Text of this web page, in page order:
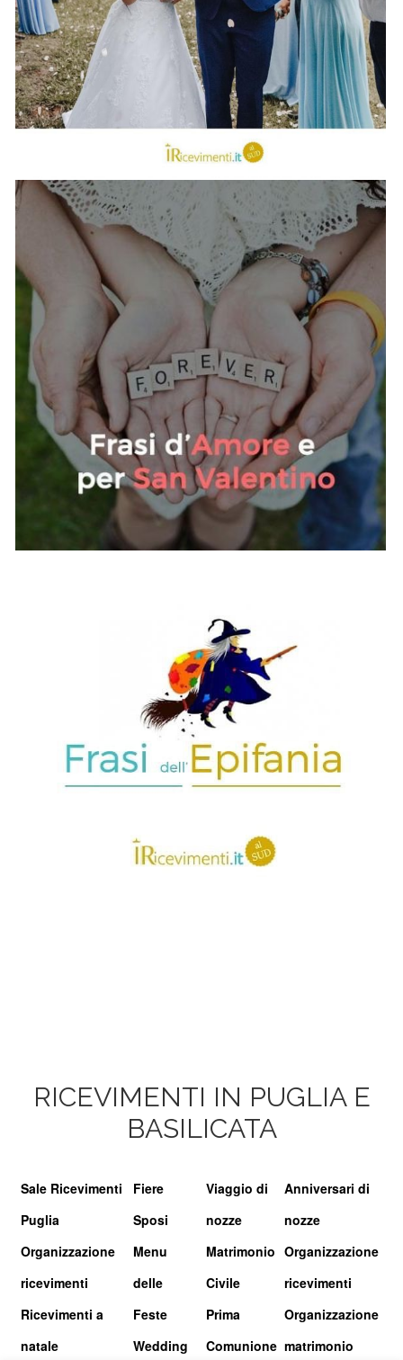
RICEVIMENTI IN PUGLIA E
BASILICATA
Sale Ricevimenti
Puglia
Organizzazione
ricevimenti
Ricevimenti a
natale
Fiere
Sposi
Menu
delle
Feste
Wedding
Viaggio di
nozze
Matrimonio
Civile
Prima
Comunione
Anniversari di
nozze
Organizzazione
ricevimenti
Organizzazione
matrimonio